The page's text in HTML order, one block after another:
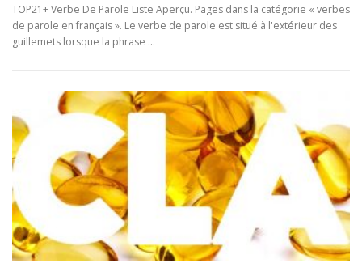
TOP21+ Verbe De Parole Liste Aperçu. Pages dans la catégorie « verbes
de parole en français ». Le verbe de parole est situé à l'extérieur des
guillemets lorsque la phrase …